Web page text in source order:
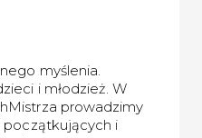
myślenia.
i młodzież. W
prowadzimy
początkujących i